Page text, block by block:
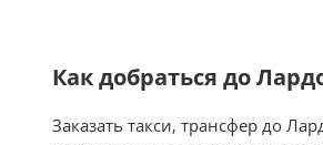
Как добраться до
Заказать такси, трансфер до